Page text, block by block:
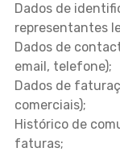
Dados de
representantes
Dados de
email, telefone);
Dados de
comerciais);
Histórico de
faturas;